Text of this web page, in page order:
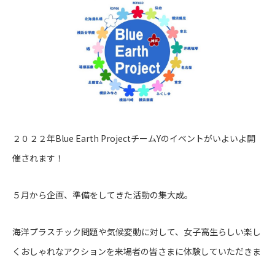
２０２２年Blue Earth ProjectチームYのイベントがいよいよ開
催されます！
５月から企画、準備をしてきた活動の集大成。
海洋プラスチック問題や気候変動に対して、女子高生らしい楽し
くおしゃれなアクションを来場者の皆さまに体験していただきま